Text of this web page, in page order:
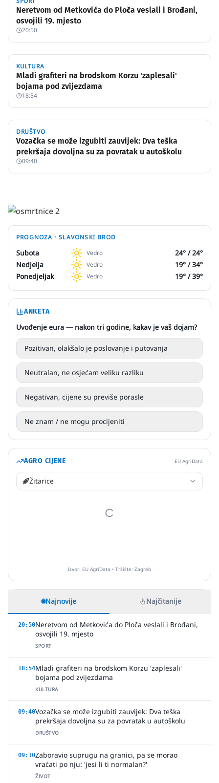
Neretvom od Metkovića do Ploča veslali i Brođani,
osvojili 19. mjesto
20:50
KULTURA
Mladi grafiteri na brodskom Korzu 'zaplesali'
bojama pod zvijezdama
18:54
DRUŠTVO
Vozačka se može izgubiti zauvijek: Dva teška
prekršaja dovoljna su za povratak u autoškolu
09:40
PROGNOZA ·SLAVONSKI BROD
Subota Vedro 24° /24°
Nedjelja
Vedro 19° /34°
Ponedjeljak
Vedro 19° /39°
ANKETA
Uvođenje eura — nakon tri godine, kakav je vaš dojam?
Pozitivan, olakšalo je poslovanje i putovanja
Neutralan, ne osjećam veliku razliku
Negativan, cijene su previše porasle
Ne znam / ne mogu procijeniti
AGRO CIJENE EU AgriData
Žitarice
Izvor: EU AgriData • Tržište: Zagreb
Najnovije Najčitanije
20:50Neretvom od Metkovića do Ploča veslali i Brođani,
osvojili 19. mjesto
SPORT
18:54Mladi grafiteri na brodskom Korzu 'zaplesali'
bojama pod zvijezdama
KULTURA
09:40Vozačka se može izgubiti zauvijek: Dva teška
prekršaja dovoljna su za povratak u autoškolu
DRUŠTVO
09:10Zaboravio suprugu na granici, pa se morao
vraćati po nju: 'jesi li ti normalan?'
ŽIVOT